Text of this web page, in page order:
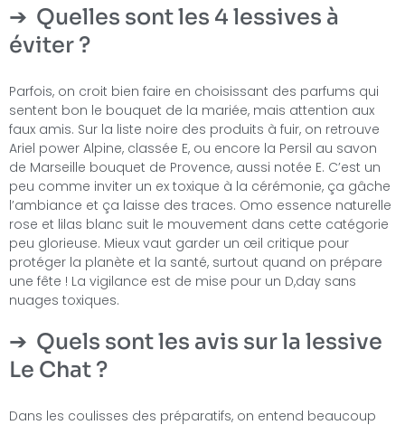
Quelles sont les 4 lessives à
éviter ?
Parfois, on croit bien faire en choisissant des parfums qui
sentent bon le bouquet de la mariée, mais attention aux
faux amis. Sur la liste noire des produits à fuir, on retrouve
Ariel power Alpine, classée E, ou encore la Persil au savon
de Marseille bouquet de Provence, aussi notée E. C’est un
peu comme inviter un ex toxique à la cérémonie, ça gâche
l’ambiance et ça laisse des traces. Omo essence naturelle
rose et lilas blanc suit le mouvement dans cette catégorie
peu glorieuse. Mieux vaut garder un œil critique pour
protéger la planète et la santé, surtout quand on prépare
une fête ! La vigilance est de mise pour un D,day sans
nuages toxiques.
Quels sont les avis sur la lessive
Le Chat ?
Dans les coulisses des préparatifs, on entend beaucoup